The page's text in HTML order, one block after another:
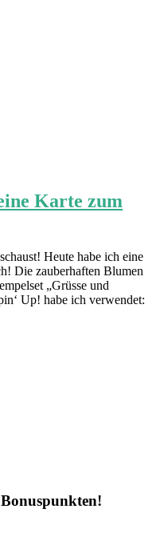
Karte zum
Heute habe ich eine
Die zauberhaften Blumen
„Grüsse und
Up! habe ich verwendet: